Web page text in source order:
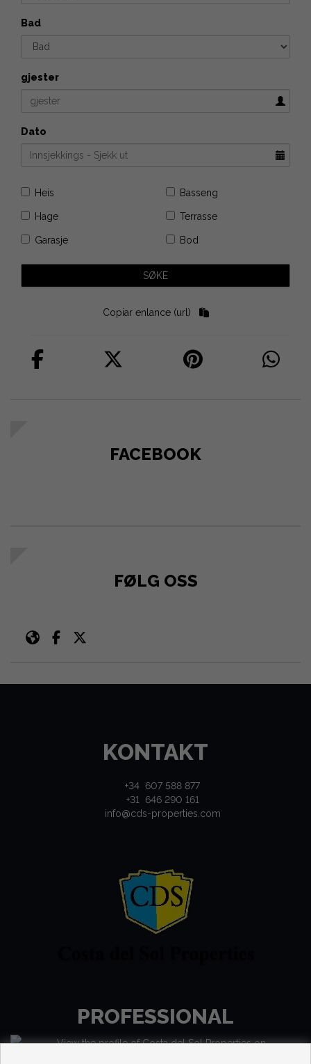
Bad
gjester
Dato
Heis Basseng
Hage Terrasse
Garasje Bod
Copiar enlance (url)
FACEBOOK
FØLG OSS
KONTAKT
+34 607 588 877
+31 646 290 161
info@cds-properties.com
PROFESSIONAL